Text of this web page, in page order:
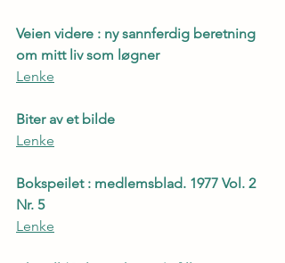
Veien videre : ny sannferdig beretning
om mitt liv som løgner
Lenke
Biter av et bilde
Lenke
Bokspeilet : medlemsblad. 1977 Vol. 2
Nr. 5
Lenke